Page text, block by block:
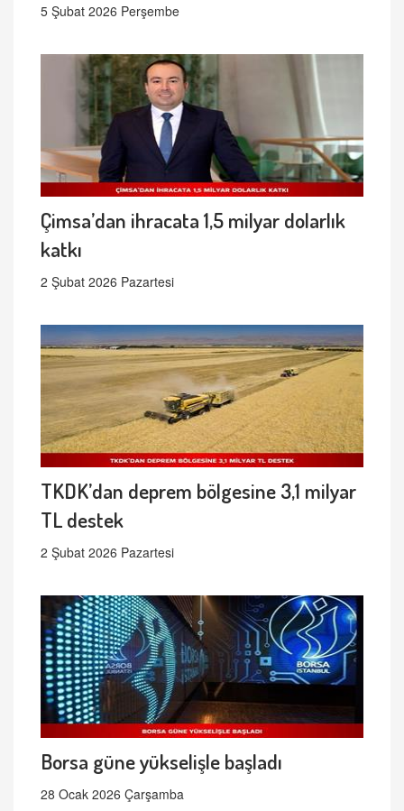
5 Şubat 2026 Perşembe
Çimsa’dan ihracata 1,5 milyar dolarlık
katkı
2 Şubat 2026 Pazartesi
TKDK’dan deprem bölgesine 3,1 milyar
TL destek
2 Şubat 2026 Pazartesi
Borsa güne yükselişle başladı
28 Ocak 2026 Çarşamba